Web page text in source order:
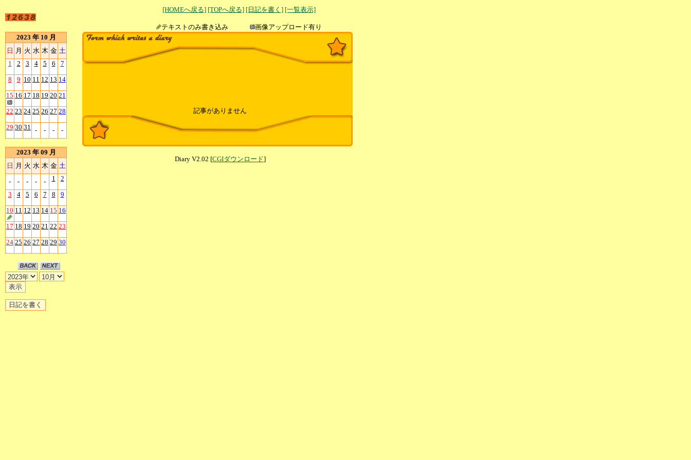
[HOMEへ戻る] [TOPへ戻る] [日記を書く] [一覧表示]
テキストのみ書き込み
画像アップロード有り
2023 年 10 月
日 月 火 水 木 金 土
1
2 3 4 5 6 7
8 9 10 11 12 13 14
15 16 17 18 19 20 21
22 23 24 25 26 27 28
29 30 31 - - - -
2023 年 09 月
日 月 火 水 木 金 土
- - - - - 1 2
3 4 5 6 7 8 9
10 11 12 13 14 15 16
17 18 19 20 21 22 23
24 25 26 27 28 29 30
記事がありません
Diary V2.02 [CGIダウンロード]